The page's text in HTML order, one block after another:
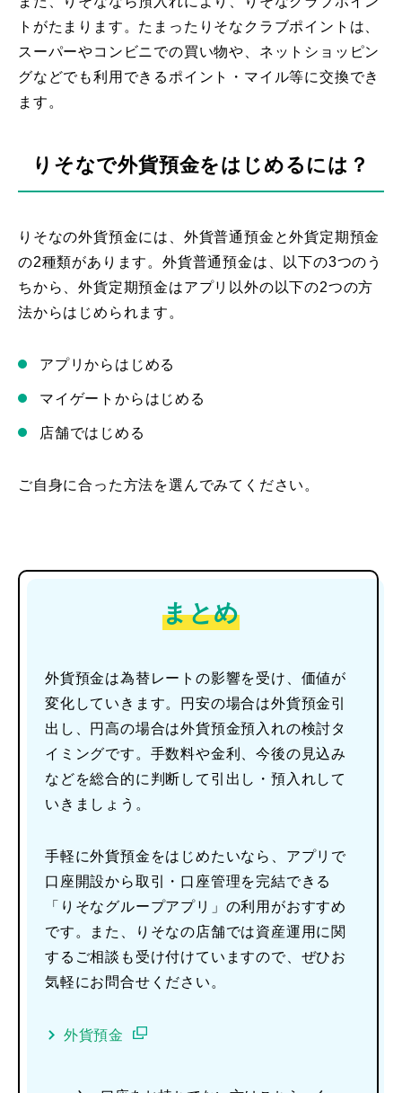
トがたまります。たまったりそなクラブポイントは、
スーパーやコンビニでの買い物や、ネットショッピン
グなどでも利用できるポイント・マイル等に交換でき
ます。
りそなで外貨預金をはじめるには？
りそなの外貨預金には、外貨普通預金と外貨定期預金
の2種類があります。外貨普通預金は、以下の3つのう
ちから、外貨定期預金はアプリ以外の以下の2つの方
法からはじめられます。
アプリからはじめる
マイゲートからはじめる
店舗ではじめる
ご自身に合った方法を選んでみてください。
まとめ
外貨預金は為替レートの影響を受け、価値が
変化していきます。円安の場合は外貨預金引
出し、円高の場合は外貨預金預入れの検討タ
イミングです。手数料や金利、今後の見込み
などを総合的に判断して引出し・預入れして
いきましょう。
手軽に外貨預金をはじめたいなら、アプリで
口座開設から取引・口座管理を完結できる
「りそなグループアプリ」の利用がおすすめ
です。また、りそなの店舗では資産運用に関
するご相談も受け付けていますので、ぜひお
気軽にお問合せください。
外貨預金